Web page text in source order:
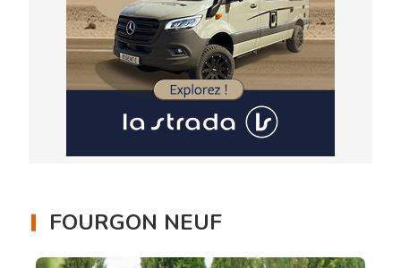
FOURGON NEUF